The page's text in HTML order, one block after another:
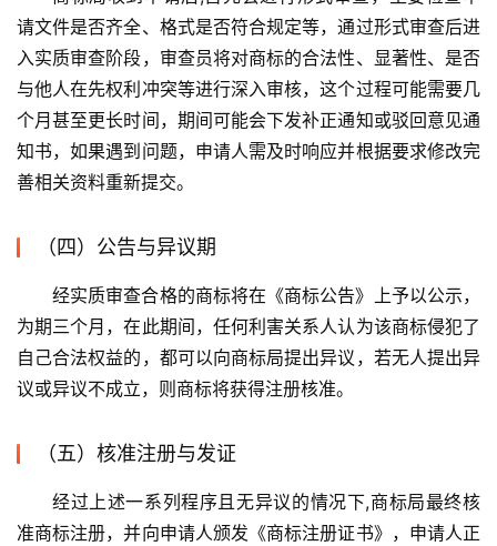
请文件是否齐全、格式是否符合规定等，通过形式审查后进
入实质审查阶段，审查员将对商标的合法性、显著性、是否
与他人在先权利冲突等进行深入审核，这个过程可能需要几
个月甚至更长时间，期间可能会下发补正通知或驳回意见通
知书，如果遇到问题，申请人需及时响应并根据要求修改完
善相关资料重新提交。
（四）公告与异议期
经实质审查合格的商标将在《商标公告》上予以公示，
为期三个月，在此期间，任何利害关系人认为该商标侵犯了
自己合法权益的，都可以向商标局提出异议，若无人提出异
议或异议不成立，则商标将获得注册核准。
（五）核准注册与发证
经过上述一系列程序且无异议的情况下,商标局最终核
准商标注册，并向申请人颁发《商标注册证书》，申请人正